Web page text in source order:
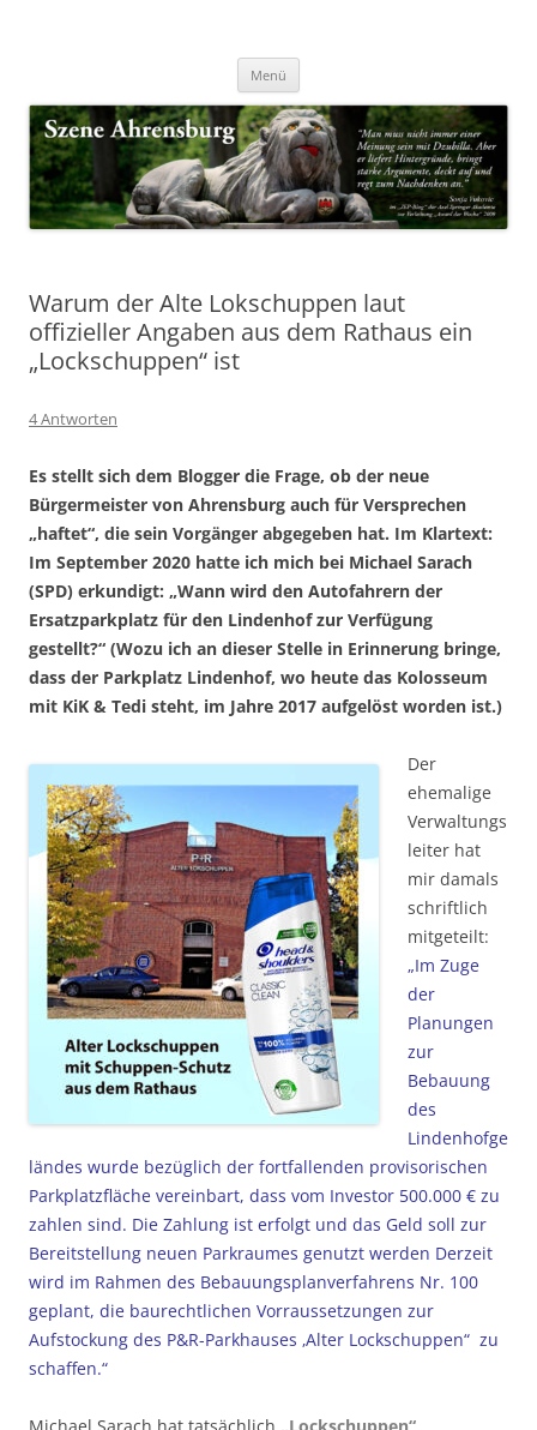
Szene Ahrensburg
Menü
Warum der Alte Lokschuppen laut
offizieller Angaben aus dem Rathaus ein
„Lockschuppen“ ist
4 Antworten
Es stellt sich dem Blogger die Frage, ob der neue
Bürgermeister von Ahrensburg auch für Versprechen
„haftet“, die sein Vorgänger abgegeben hat. Im Klartext:
Im September 2020 hatte ich mich bei Michael Sarach
(SPD) erkundigt: „Wann wird den Autofahrern der
Ersatzparkplatz für den Lindenhof zur Verfügung
gestellt?“ (Wozu ich an dieser Stelle in Erinnerung bringe,
dass der Parkplatz Lindenhof, wo heute das Kolosseum
mit KiK & Tedi steht, im Jahre 2017 aufgelöst worden ist.)
Der
ehemalige
Verwaltungs
leiter hat
mir damals
schriftlich
mitgeteilt:
„Im Zuge
der
Planungen
zur
Bebauung
des
Lindenhofge
ländes wurde bezüglich der fortfallenden provisorischen
Parkplatzfläche vereinbart, dass vom Investor 500.000 € zu
zahlen sind. Die Zahlung ist erfolgt und das Geld soll zur
Bereitstellung neuen Parkraumes genutzt werden Derzeit
wird im Rahmen des Bebauungsplanverfahrens Nr. 100
geplant, die baurechtlichen Vorraussetzungen zur
Aufstockung des P&R-Parkhauses ‚Alter Lockschuppen“ zu
schaffen.“